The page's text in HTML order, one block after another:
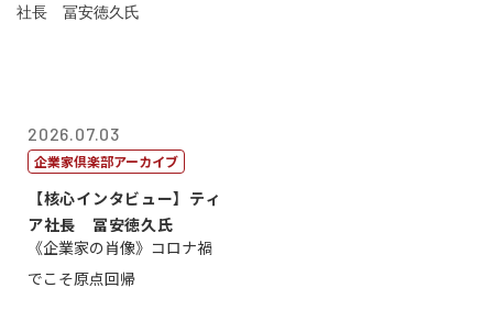
2026.07.03
企業家倶楽部アーカイブ
【核心インタビュー】ティ
ア社長 冨安徳久氏
《企業家の肖像》コロナ禍
でこそ原点回帰